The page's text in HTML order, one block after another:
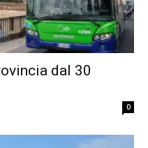
dal 30
0